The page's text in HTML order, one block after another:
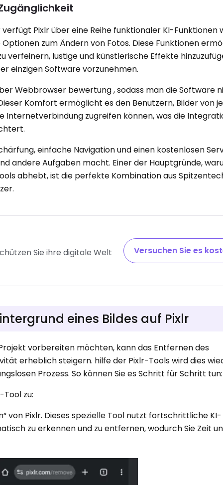
Pixlr über eine Reihe funktionaler KI-Funktionen
zum Ändern von Fotos. Diese Funktionen
verfeinern, lustige und künstlerische Effekte
einzigen Software vorzunehmen.
Webbrowser bewertung , sodass man die Software
Komfort ermöglicht es den Benutzern, Bilder von
Internetverbindung zugreifen können, was die
einfache Navigation und einen kostenlosen
andere Aufgaben macht. Einer der Hauptgründe,
abhebt, ist die perfekte Kombination aus
Sie ihre digitale Welt Versuchen Sie es
eines Bildes auf Pixlr
vorbereiten möchten, kann das Entfernen des
erheblich steigern. hilfe der Pixlr-Tools wird dies
Prozess. So können Sie es Schritt für Schritt tun:
Tool zu:
von Pixlr. Dieses spezielle Tool nutzt fortschrittliche KI-
zu erkennen und zu entfernen, wodurch Sie Zeit